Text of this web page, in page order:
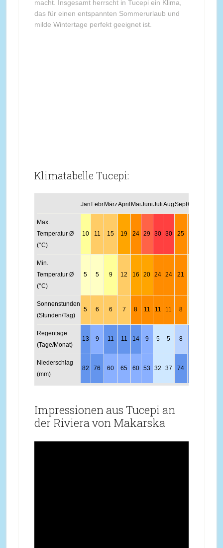
macht. Insgesamt herrscht in Tucepi ein Klima,
das für einen entspannten Sommerurlaub und
milde Wintertage perfekt geeignet ist.
Klimatabelle Tucepi:
Jan Febr MärzApril MaiJuniJuliAugSeptOkt
Max.
Temperatur Ø
(°C)
10 11 15 19 24 29 30 30 25
Min.
Temperatur Ø
(°C)
5 5 9 12 16 20 24 24 21
Sonnenstunden
(Stunden/Tag)
5 6 6 7 8 11 11 11 8
Regentage
(Tage/Monat)
13 9 11 11 14 9 5 5 8
Niederschlag
(mm)
82 76 60 65 60 53 32 37 74
Impressionen aus Tucepi an
der Riviera von Makarska